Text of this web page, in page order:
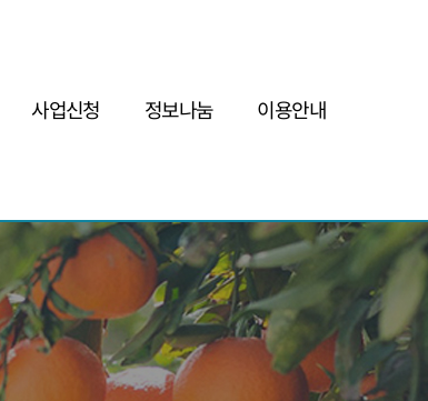
구축
사업신청
현장코칭
안테나숍&판매플랫폼
인증사업자교육
기타사업신청
정보나눔
자료게시판
인증사업자현황
예비인증사업자현황
모니터링&기초실태조사
전남제조가공시설현황
이용안내
Q&A
사이트맵
개인정보보호정책
서비스이용약관